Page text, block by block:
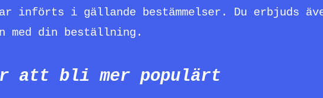
införts i gällande bestämmelser. Du erbjuds
med din beställning.
att bli mer populärt